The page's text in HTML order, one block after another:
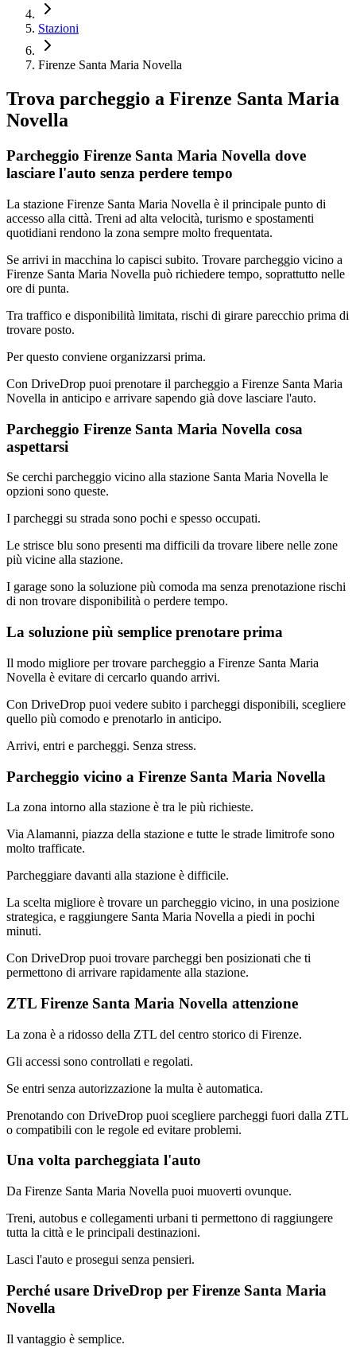
Stazioni
Firenze Santa Maria Novella
Trova parcheggio a Firenze Santa Maria
Novella
Parcheggio Firenze Santa Maria Novella dove
lasciare l'auto senza perdere tempo
La stazione Firenze Santa Maria Novella è il principale punto di
accesso alla città. Treni ad alta velocità, turismo e spostamenti
quotidiani rendono la zona sempre molto frequentata.
Se arrivi in macchina lo capisci subito. Trovare parcheggio vicino a
Firenze Santa Maria Novella può richiedere tempo, soprattutto nelle
ore di punta.
Tra traffico e disponibilità limitata, rischi di girare parecchio prima di
trovare posto.
Per questo conviene organizzarsi prima.
Con DriveDrop puoi prenotare il parcheggio a Firenze Santa Maria
Novella in anticipo e arrivare sapendo già dove lasciare l'auto.
Parcheggio Firenze Santa Maria Novella cosa
aspettarsi
Se cerchi parcheggio vicino alla stazione Santa Maria Novella le
opzioni sono queste.
I parcheggi su strada sono pochi e spesso occupati.
Le strisce blu sono presenti ma difficili da trovare libere nelle zone
più vicine alla stazione.
I garage sono la soluzione più comoda ma senza prenotazione rischi
di non trovare disponibilità o perdere tempo.
La soluzione più semplice prenotare prima
Il modo migliore per trovare parcheggio a Firenze Santa Maria
Novella è evitare di cercarlo quando arrivi.
Con DriveDrop puoi vedere subito i parcheggi disponibili, scegliere
quello più comodo e prenotarlo in anticipo.
Arrivi, entri e parcheggi. Senza stress.
Parcheggio vicino a Firenze Santa Maria Novella
La zona intorno alla stazione è tra le più richieste.
Via Alamanni, piazza della stazione e tutte le strade limitrofe sono
molto trafficate.
Parcheggiare davanti alla stazione è difficile.
La scelta migliore è trovare un parcheggio vicino, in una posizione
strategica, e raggiungere Santa Maria Novella a piedi in pochi
minuti.
Con DriveDrop puoi trovare parcheggi ben posizionati che ti
permettono di arrivare rapidamente alla stazione.
ZTL Firenze Santa Maria Novella attenzione
La zona è a ridosso della ZTL del centro storico di Firenze.
Gli accessi sono controllati e regolati.
Se entri senza autorizzazione la multa è automatica.
Prenotando con DriveDrop puoi scegliere parcheggi fuori dalla ZTL
o compatibili con le regole ed evitare problemi.
Una volta parcheggiata l'auto
Da Firenze Santa Maria Novella puoi muoverti ovunque.
Treni, autobus e collegamenti urbani ti permettono di raggiungere
tutta la città e le principali destinazioni.
Lasci l'auto e prosegui senza pensieri.
Perché usare DriveDrop per Firenze Santa Maria
Novella
Il vantaggio è semplice.